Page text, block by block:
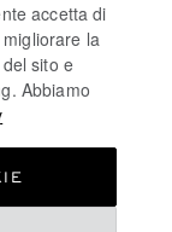
accetta di
la
sito e
Abbiamo